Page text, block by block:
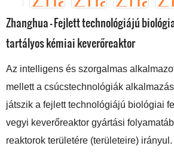
Zhanghua - Fejlett technológiájú
tartályos kémiai keverőreaktor
Az intelligens és szorgalmas
mellett a csúcstechnológiák
játszik a fejlett technológiájú biológiai
vegyi keverőreaktor gyártási
reaktorok területére (területeire) irányul.